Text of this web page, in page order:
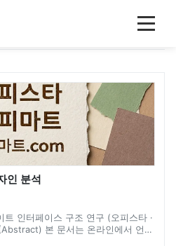
인 분석
인터페이스 구조 연구 (오피스타 ·
라인에서 언급
폼의 UI 디자인 구조를 분석한다.